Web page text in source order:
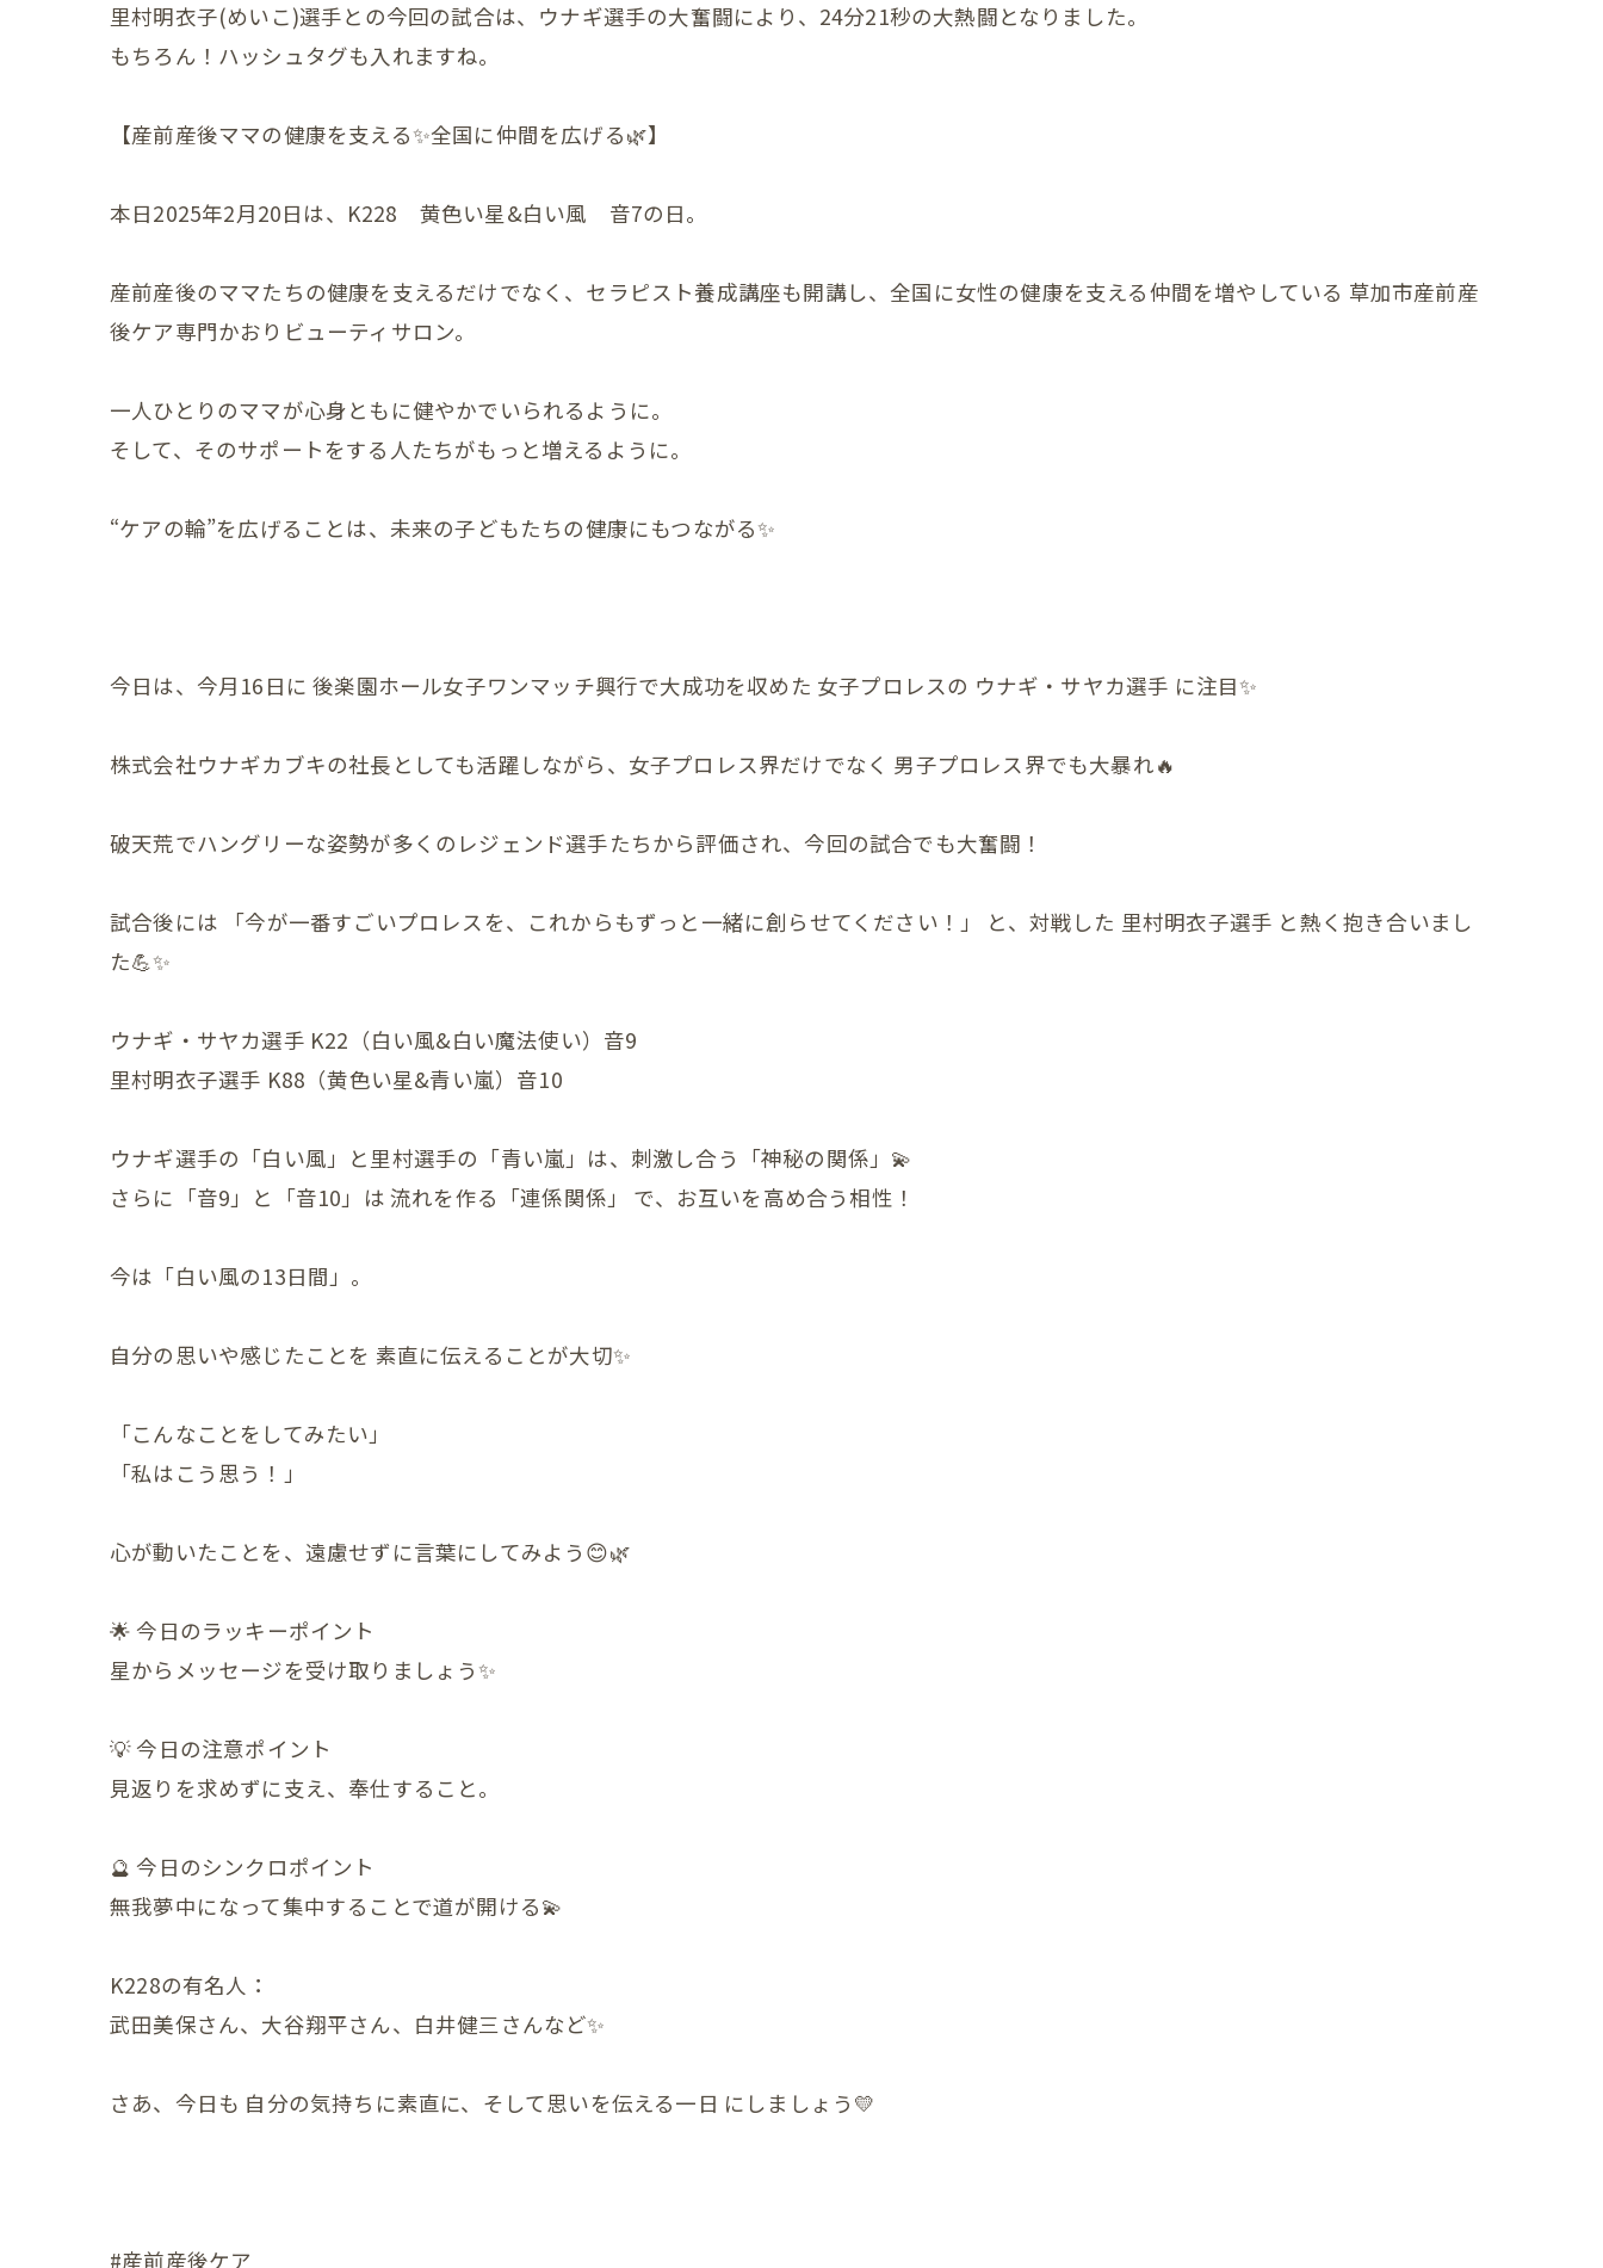
産後の症状
産後の首
産後の肩甲骨
産後の恥骨
産後の股関節
産後の膝
産後の顎関節症
更年期の頭蓋骨
赤ちゃんの発達が気になる
赤ちゃんの授乳しづらい
赤ちゃんの斜頭症メニュー
赤ちゃん ぐんぐん発達コース
小児の症状
里村明衣子(めいこ)選手との今回の試合は、ウナギ選手の大奮闘により、24分21秒の大熱闘となりました。
もちろん！ハッシュタグも入れますね。
【産前産後ママの健康を支える✨全国に仲間を広げる🌿】
本日2025年2月20日は、K228 黄色い星&白い風 音7の日。
産前産後のママたちの健康を支えるだけでなく、セラピスト養成講座も開講し、全国に女性の健康を支える仲間を増やしている 草加市産前産
後ケア専門かおりビューティサロン。
一人ひとりのママが心身ともに健やかでいられるように。
そして、そのサポートをする人たちがもっと増えるように。
“ケアの輪”を広げることは、未来の子どもたちの健康にもつながる✨
今日は、今月16日に 後楽園ホール女子ワンマッチ興行で大成功を収めた 女子プロレスの ウナギ・サヤカ選手 に注目✨
株式会社ウナギカブキの社長としても活躍しながら、女子プロレス界だけでなく 男子プロレス界でも大暴れ🔥
破天荒でハングリーな姿勢が多くのレジェンド選手たちから評価され、今回の試合でも大奮闘！
試合後には 「今が一番すごいプロレスを、これからもずっと一緒に創らせてください！」 と、対戦した 里村明衣子選手 と熱く抱き合いまし
た💪✨
ウナギ・サヤカ選手 K22（白い風&白い魔法使い）音9
里村明衣子選手 K88（黄色い星&青い嵐）音10
ウナギ選手の「白い風」と里村選手の「青い嵐」は、刺激し合う「神秘の関係」💫
さらに「音9」と「音10」は 流れを作る「連係関係」 で、お互いを高め合う相性！
今は「白い風の13日間」。
自分の思いや感じたことを 素直に伝えることが大切✨
「こんなことをしてみたい」
「私はこう思う！」
心が動いたことを、遠慮せずに言葉にしてみよう😊🌿
🌟 今日のラッキーポイント
星からメッセージを受け取りましょう✨
💡 今日の注意ポイント
見返りを求めずに支え、奉仕すること。
🔮 今日のシンクロポイント
無我夢中になって集中することで道が開ける💫
K228の有名人：
武田美保さん、大谷翔平さん、白井健三さんなど✨
さあ、今日も 自分の気持ちに素直に、そして思いを伝える一日 にしましょう💛
#産前産後ケア